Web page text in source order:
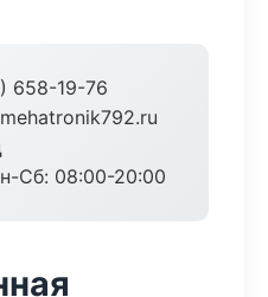
658-19-76
Сб: 08:00-20:00